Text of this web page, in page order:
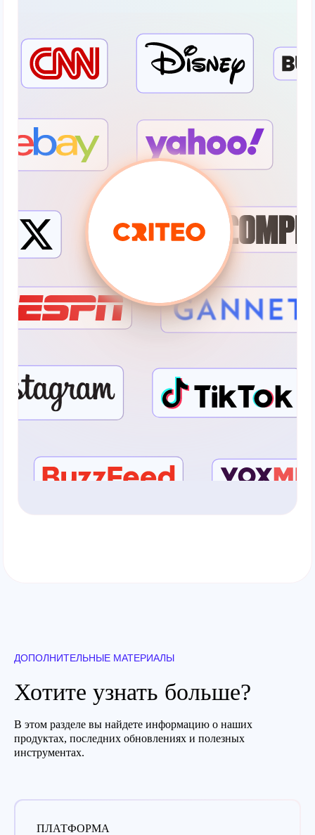
ДОПОЛНИТЕЛЬНЫЕ МАТЕРИАЛЫ
Хотите узнать больше?
В этом разделе вы найдете информацию о наших
продуктах, последних обновлениях и полезных
инструментах.
ПЛАТФОРМА